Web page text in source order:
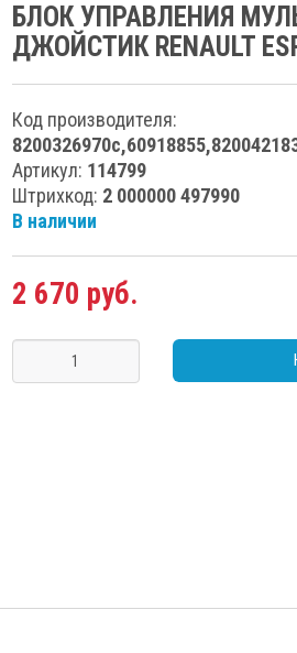
БЛОК УПРАВЛЕНИЯ
ДЖОЙСТИК RENAULT
Код производителя:
Артикул: 114799
Штрихкод: 2 000000 497990
В наличии
2 670 руб.